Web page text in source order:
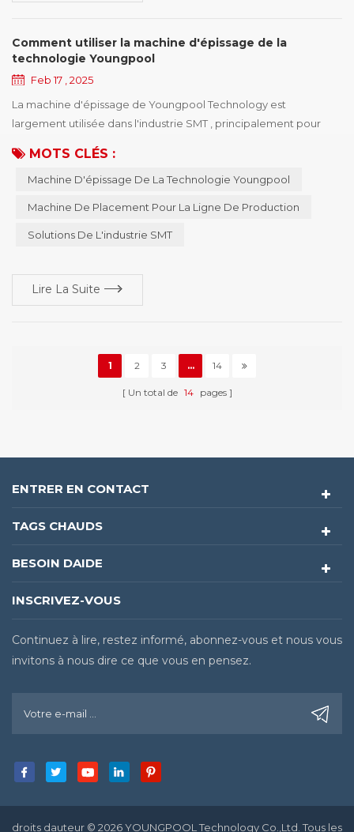
Comment utiliser la machine d'épissage de la
technologie Youngpool
Feb 17 , 2025
La machine d'épissage de Youngpool Technology est
largement utilisée dans l'industrie SMT , principalement pour
puce pour améliorer l'efficacité de la production. Voici les
étapes détaillées et les recommandations professionnelles pour
pour vous aider à fonctionner et à maint...
MOTS CLÉS :
Machine D'épissage De La Technologie Youngpool
Machine De Placement Pour La Ligne De Production
Solutions De L'industrie SMT
Lire La Suite
1 2 3 ... 14
Un total de 14 pages
ENTRER EN CONTACT
TAGS CHAUDS
BESOIN DAIDE
INSCRIVEZ-VOUS
Continuez à lire, restez informé, abonnez-vous et nous vous
invitons à nous dire ce que vous en pensez.
droits dauteur © 2026 YOUNGPOOL Technology Co.,Ltd. Tous les